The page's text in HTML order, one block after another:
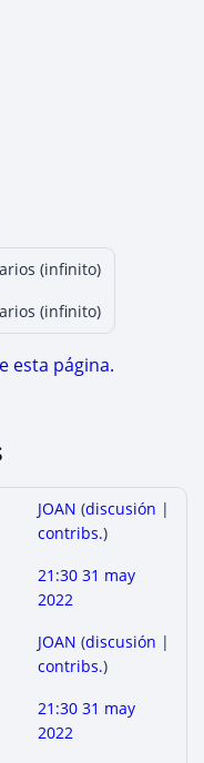
(infinito)
(infinito)
esta página.
JOAN (discusión |
contribs.)
21:30 31 may
2022
JOAN (discusión |
contribs.)
21:30 31 may
2022